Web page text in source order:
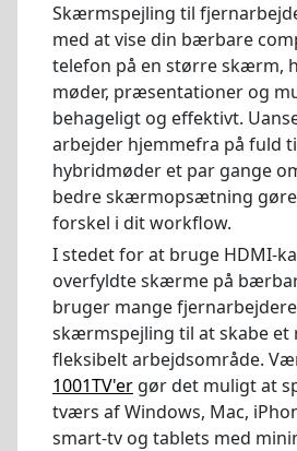
Skærmspejling til
med at vise din bærbare
telefon på en større skærm,
møder, præsentationer og
behageligt og effektivt.
arbejder hjemmefra på fuld
hybridmøder et par gange
bedre skærmopsætning
forskel i dit workflow.
I stedet for at bruge HDMI-
overfyldte skærme på
bruger mange
skærmspejling til at skabe et
fleksibelt arbejdsområde.
1001TV'er gør det muligt at
tværs af Windows, Mac,
smart-tv og tablets med